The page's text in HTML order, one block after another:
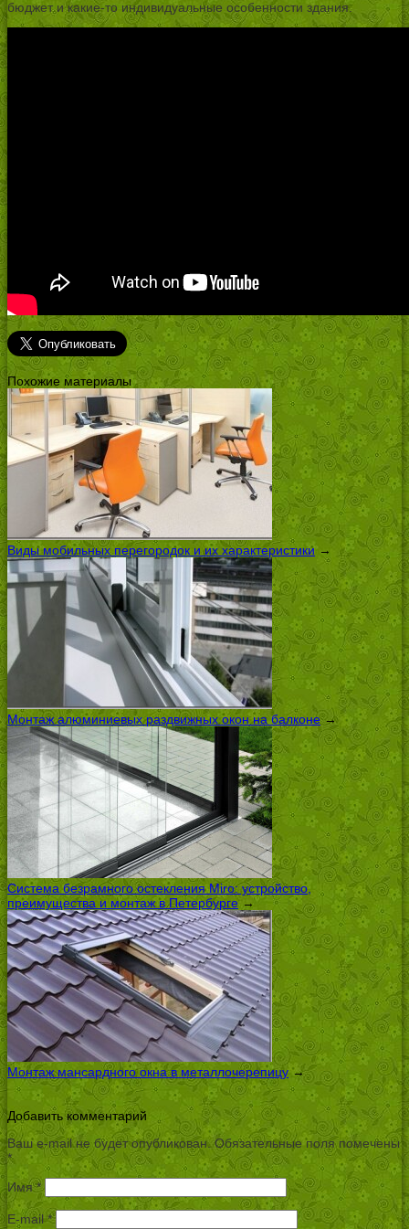
бюджет и какие-то индивидуальные особенности здания.
Похожие материалы
Виды мобильных перегородок и их характеристики→
Монтаж алюминиевых раздвижных окон на балконе→
Система безрамного остекления Miro: устройство,
преимущества и монтаж в Петербурге→
Монтаж мансардного окна в металлочерепицу→
Добавить комментарий
Ваш e-mail не будет опубликован.Обязательные поля помечены
*
Имя*
E-mail*